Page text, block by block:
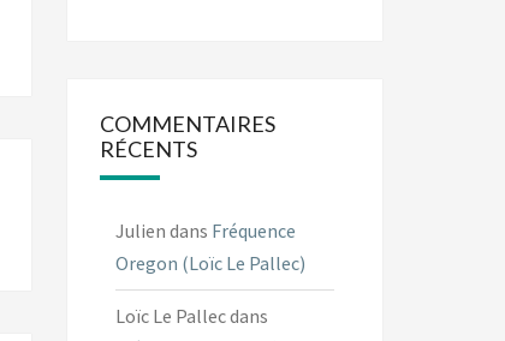
COMMENTAIRES
RÉCENTS
Julien dans Fréquence
Oregon (Loïc Le Pallec)
Loïc Le Pallecdans